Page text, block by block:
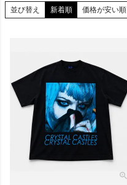
並び替え 新着順 価格が安い順